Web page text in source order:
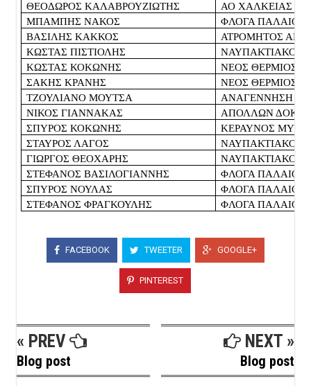
ΘΕΟΔΩΡΟΣ ΚΑΛΑΒΡΟΥΖΙΩΤΗΣ
ΑΟ ΧΑΛΚΕΙΑΣ
ΜΠΑΜΠΗΣ ΝΑΚΟΣ
ΦΛΟΓΑ
ΒΑΣΙΛΗΣ ΚΑΚΚΟΣ
ΑΤΡΟΜΗΤΟΣ
ΚΩΣΤΑΣ ΠΙΣΤΙΟΛΗΣ
ΝΑΥΠΑΚΤΙΑΚΟΣ
ΚΩΣΤΑΣ ΚΟΚΩΝΗΣ
ΝΕΟΣ ΘΕΡΜΙΟΣ
ΣΑΚΗΣ ΚΡΑΝΗΣ
ΝΕΟΣ ΘΕΡΜΙΟΣ
ΤΖΟΥΛΙΑΝΟ ΜΟΥΤΣΑ
ΑΝΑΓΕΝΝΗΣΗ
ΝΙΚΟΣ ΓΙΑΝΝΑΚΑΣ
ΑΠΟΛΛΩΝ
ΣΠΥΡΟΣ ΚΟΚΩΝΗΣ
ΚΕΡΑΥΝΟΣ
ΣΤΑΥΡΟΣ ΛΑΓΟΣ
ΝΑΥΠΑΚΤΙΑΚΟΣ
ΓΙΩΡΓΟΣ ΘΕΟΧΑΡΗΣ
ΝΑΥΠΑΚΤΙΑΚΟΣ
ΣΤΕΦΑΝΟΣ ΒΑΣΙΛΟΓΙΑΝΝΗΣ
ΦΛΟΓΑ
ΣΠΥΡΟΣ ΝΟΥΛΑΣ
ΦΛΟΓΑ
ΣΤΕΦΑΝΟΣ ΦΡΑΓΚΟΥΛΗΣ
ΦΛΟΓΑ
FACEBOOK TWEETER GOOGLE+
PINTEREST
« PREV
Blog post
NEXT »
Blog post